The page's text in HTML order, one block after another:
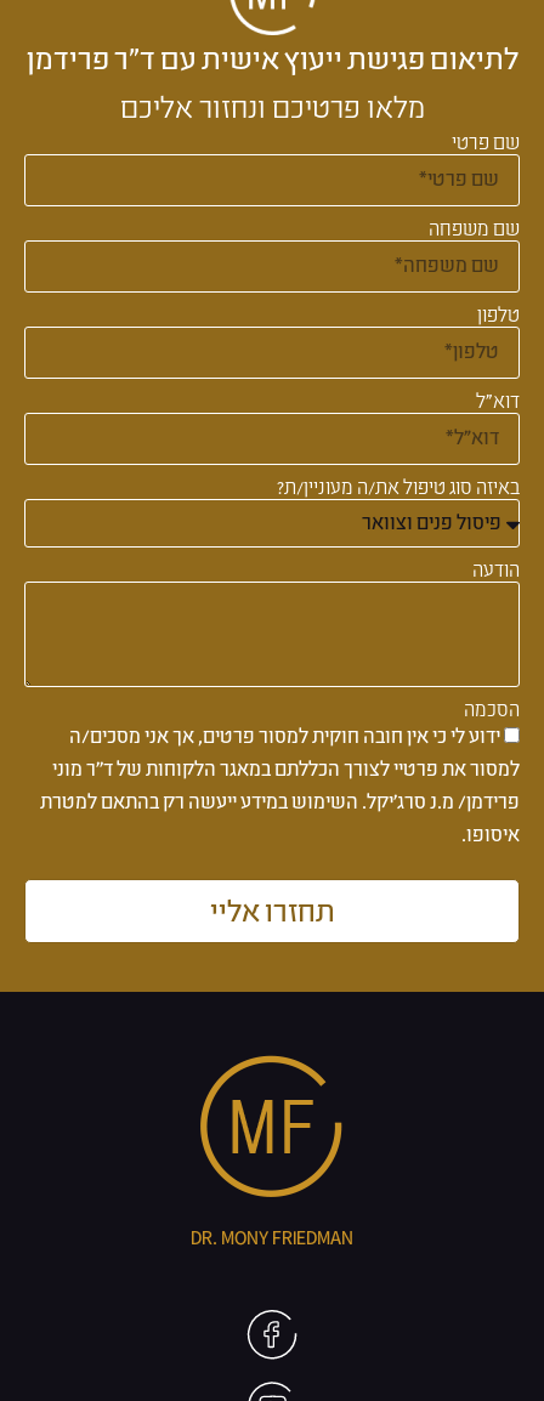
לתיאום פגישת ייעוץ אישית עם ד״ר פרידמן
מלאו פרטיכם ונחזור אליכם
שם פרטי
שם משפחה
טלפון
דוא"ל
באיזה סוג טיפול את/ה מעוניין/ת?
הודעה
הסכמה
ידוע לי כי אין חובה חוקית למסור פרטים, אך אני מסכים/ה
למסור את פרטיי לצורך הכללתם במאגר הלקוחות של ד''ר מוני
פרידמן/ מ.נ סרג'יקל. השימוש במידע ייעשה רק בהתאם למטרת
איסופו.
תחזרו אליי
DR. MONY FRIEDMAN